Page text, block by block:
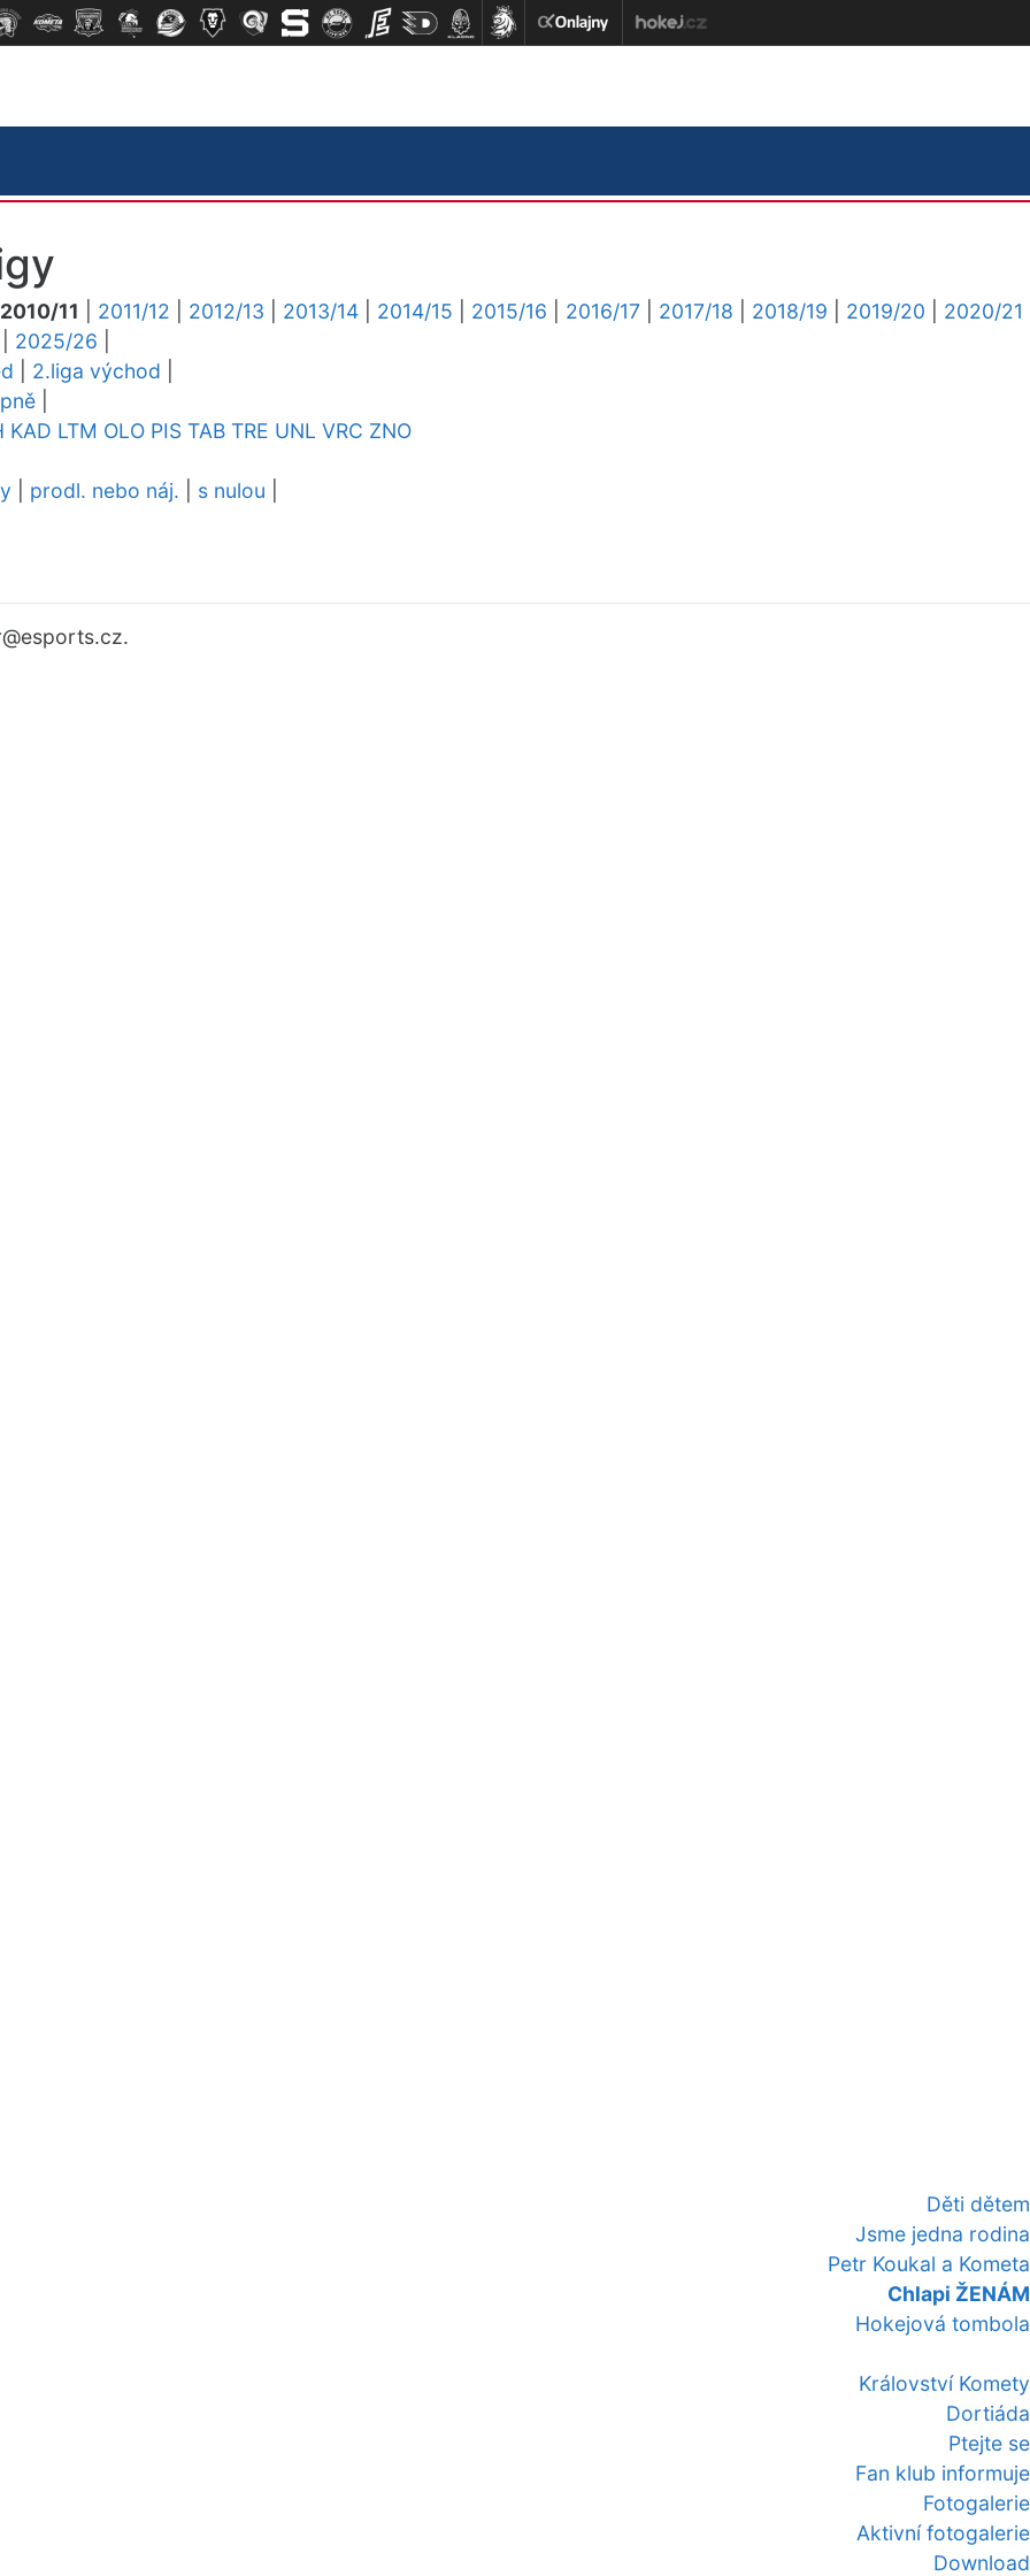
Děti dětem
Jsme jedna rodina
Petr Koukal a Kometa
Chlapi ŽENÁM
Hokejová tombola
Království Komety
Dortiáda
Ptejte se
Fan klub informuje
Fotogalerie
Aktivní fotogalerie
Download
2010/11 2011/12 2012/13 2013/14 2014/15 2015/16 2016/17 2017/18 2018/19 2019/20
2020/21
2025/26
2.liga východ
KAD LTM OLO PIS TAB TRE UNL VRC ZNO
prodl. nebo náj. s nulou
@esports.cz.